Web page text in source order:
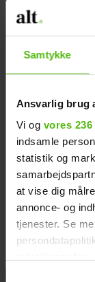
Samtykke
Ansvarlig brug
Vi og vores
indsamle
statistik og
at vise dig
annonce- og
tjenester. Se
Marie-
- så